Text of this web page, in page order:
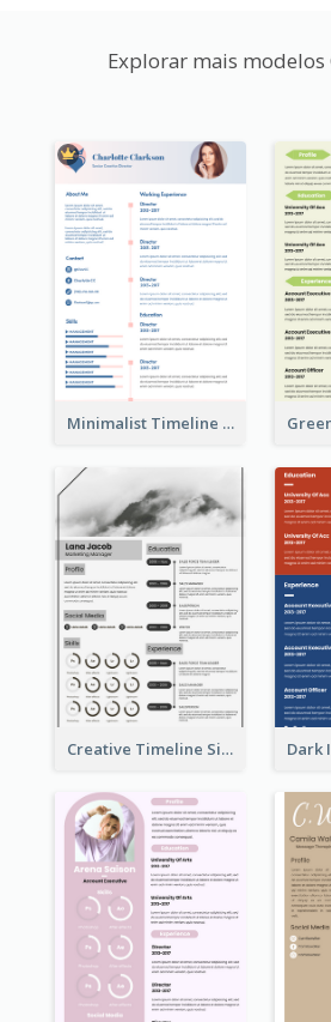
Explorar mais
Minimalist Timeline Medical Student Resume
Creative Timeline Simple Resume